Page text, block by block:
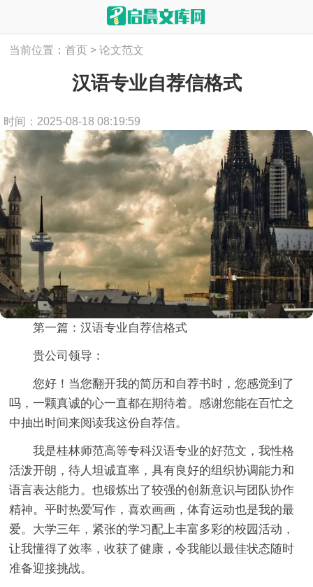
当前位置：首页 > 论文范文
汉语专业自荐信格式
时间：2025-08-18 08:19:59
第一篇：汉语专业自荐信格式
贵公司领导：
您好！当您翻开我的简历和自荐书时，您感觉到了
吗，一颗真诚的心一直都在期待着。感谢您能在百忙之
中抽出时间来阅读我这份自荐信。
我是桂林师范高等专科汉语专业的好范文，我性格
活泼开朗，待人坦诚直率，具有良好的组织协调能力和
语言表达能力。也锻炼出了较强的创新意识与团队协作
精神。平时热爱写作，喜欢画画，体育运动也是我的最
爱。大学三年，紧张的学习配上丰富多彩的校园活动，
让我懂得了效率，收获了健康，令我能以最佳状态随时
准备迎接挑战。